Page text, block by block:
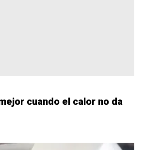
cuando el calor no da